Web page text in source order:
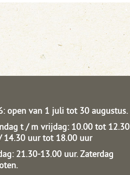
open van 1 juli tot 30 augustus.
t / m vrijdag: 10.00 tot 12.30
14.30 uur tot 18.00 uur
21.30-13.00 uur.Zaterdag